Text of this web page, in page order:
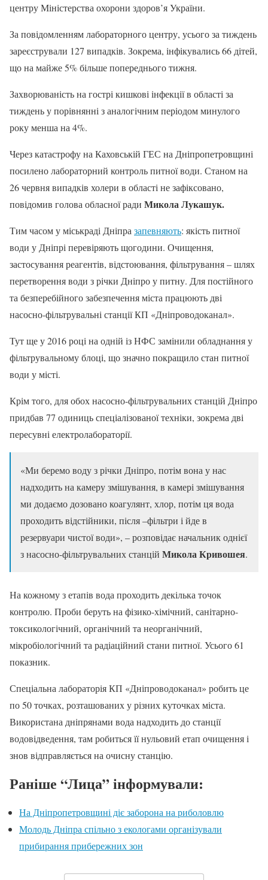
центру Міністерства охорони здоров’я України.
За повідомленням лабораторного центру, усього за тиждень
зареєстрували 127 випадків. Зокрема, інфікувались 66 дітей,
що на майже 5% більше попереднього тижня.
Захворюваність на гострі кишкові інфекції в області за
тиждень у порівнянні з аналогічним періодом минулого
року менша на 4%.
Через катастрофу на Каховській ГЕС на Дніпропетровщині
посилено лабораторний контроль питної води. Станом на
26 червня випадків холери в області не зафіксовано,
повідомив голова обласної ради Микола Лукашук.
Тим часом у міськраді Дніпра запевняють: якість питної
води у Дніпрі перевіряють щогодини. Очищення,
застосування реагентів, відстоювання, фільтрування – шлях
перетворення води з річки Дніпро у питну. Для постійного
та безперебійного забезпечення міста працюють дві
насосно-фільтрувальні станції КП «Дніпроводоканал».
Тут ще у 2016 році на одній із НФС замінили обладнання у
фільтрувальному блоці, що значно покращило стан питної
води у місті.
Крім того, для обох насосно-фільтрувальних станцій Дніпро
придбав 77 одиниць спеціалізованої техніки, зокрема дві
пересувні електролабораторії.
«Ми беремо воду з річки Дніпро, потім вона у нас
надходить на камеру змішування, в камері змішування
ми додаємо дозовано коагулянт, хлор, потім ця вода
проходить відстійники, після –фільтри і йде в
резервуари чистої води», – розповідає начальник однієї
з насосно-фільтрувальних станцій Микола Кривошея.
На кожному з етапів вода проходить декілька точок
контролю. Проби беруть на фізико-хімічний, санітарно-
токсикологічний, органічний та неорганічний,
мікробіологічний та радіаційний стани питної. Усього 61
показник.
Спеціальна лабораторія КП «Дніпроводоканал» робить це
по 50 точках, розташованих у різних куточках міста.
Використана дніпрянами вода надходить до станції
водовідведення, там робиться її нульовий етап очищення і
знов відправляється на очисну станцію.
Раніше “Лица” інформували:
На Дніпропетровщині діє заборона на риболовлю
Молодь Дніпра спільно з екологами організували
прибирання прибережних зон